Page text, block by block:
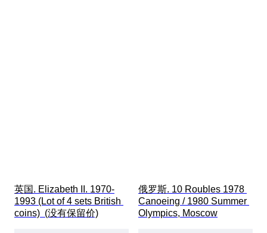
英国. Elizabeth II. 1970-
1993 (Lot of 4 sets British
coins)  (没有保留价)
俄罗斯. 10 Roubles 1978
Canoeing / 1980 Summer
Olympics, Moscow